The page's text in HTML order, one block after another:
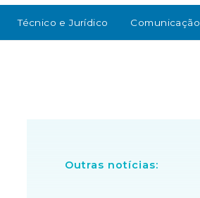
Técnico e Jurídico Comunicação
Outras notícias: